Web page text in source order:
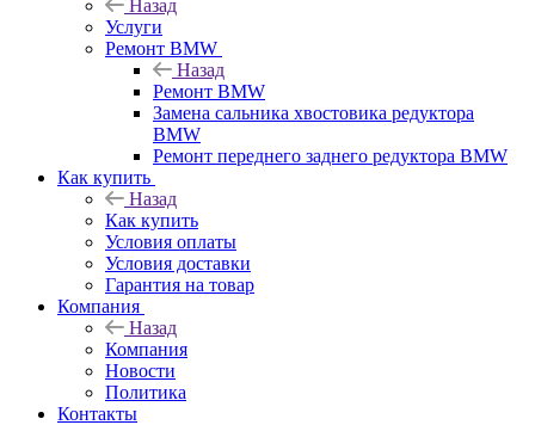
Назад
Услуги
Ремонт BMW
Назад
Ремонт BMW
Замена сальника хвостовика редуктора
BMW
Ремонт переднего заднего редуктора BMW
Как купить
Назад
Как купить
Условия оплаты
Условия доставки
Гарантия на товар
Компания
Назад
Компания
Новости
Политика
Контакты